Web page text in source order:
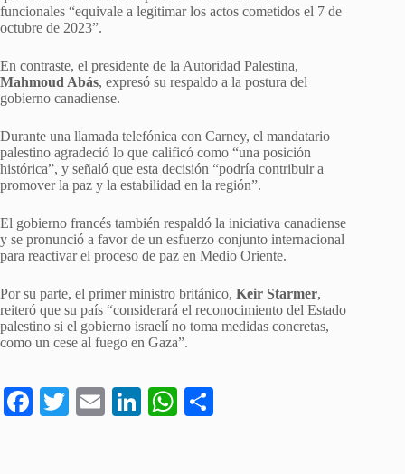
funcionales “equivale a legitimar los actos cometidos el 7 de
octubre de 2023”.
En contraste, el presidente de la Autoridad Palestina,
Mahmoud Abás, expresó su respaldo a la postura del
gobierno canadiense.
Durante una llamada telefónica con Carney, el mandatario
palestino agradeció lo que calificó como “una posición
histórica”, y señaló que esta decisión “podría contribuir a
promover la paz y la estabilidad en la región”.
El gobierno francés también respaldó la iniciativa canadiense
y se pronunció a favor de un esfuerzo conjunto internacional
para reactivar el proceso de paz en Medio Oriente.
Por su parte, el primer ministro británico, Keir Starmer,
reiteró que su país “considerará el reconocimiento del Estado
palestino si el gobierno israelí no toma medidas concretas,
como un cese al fuego en Gaza”.
Fa T
E
Li
W